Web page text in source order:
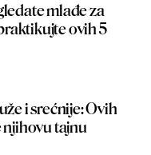
mlađe za
ovih 5
i srećnije: Ovih
njihovu tajnu